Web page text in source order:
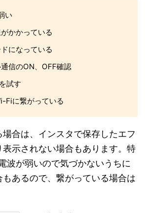
い
がかかっている
ドになっている
通信のON、OFF確認
試す
Fiに繋がっている
場合は、インスタで保存したエフ
表示されない場合もあります。特
波が弱いので気づかないうちに
あるので、繋がっている場合は